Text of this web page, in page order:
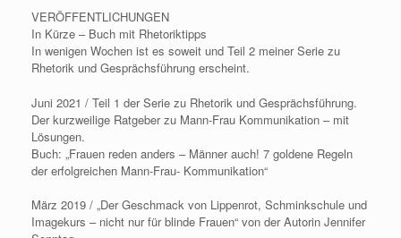
VERÖFFENTLICHUNGEN
In Kürze – Buch mit Rhetoriktipps
In wenigen Wochen ist es soweit und Teil 2 meiner Serie zu
Rhetorik und Gesprächsführung erscheint.
Juni 2021 / Teil 1 der Serie zu Rhetorik und Gesprächsführung.
Der kurzweilige Ratgeber zu Mann-Frau Kommunikation – mit
Lösungen.
Buch: „Frauen reden anders – Männer auch! 7 goldene Regeln
der erfolgreichen Mann-Frau- Kommunikation“
März 2019 / „Der Geschmack von Lippenrot, Schminkschule und
Imagekurs – nicht nur für blinde Frauen“ von der Autorin Jennifer